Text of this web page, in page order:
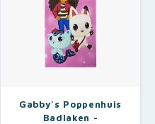
Gabby's Poppenhuis
Badlaken -